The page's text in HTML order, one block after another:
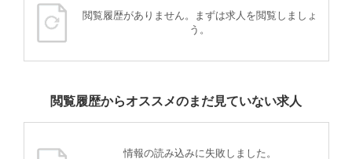
閲覧履歴がありません。まずは求人を閲覧しましょ
う。
閲覧履歴からオススメのまだ見ていない求人
情報の読み込みに失敗しました。